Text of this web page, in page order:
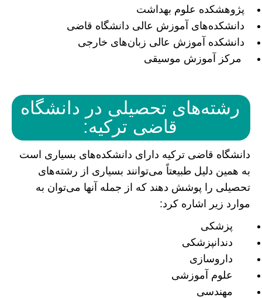
پژوهشکده علوم بهداشت
دانشکده‌های آموزش عالی دانشگاه قاضی
دانشکده آموزش عالی زبان‌های خارجی
مرکز آموزش موسیقی
رشته‌های تحصیلی در دانشگاه
قاضی ترکیه:
دانشگاه قاضی ترکیه دارای دانشکده‌های بسیاری است
به همین دلیل طبیعتاً می‌توانند بسیاری از رشته‌های
تحصیلی را پوشش دهند که از جمله آنها می‌توان به
موارد زیر اشاره کرد:
پزشکی
دندانپزشکی
داروسازی
علوم آموزشی
مهندسی